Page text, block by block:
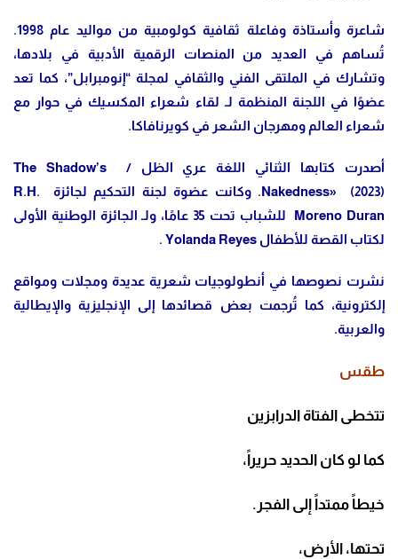
شاعرة وأستاذة وفاعلة ثقافية كولومبية من مواليد عام 1998.
تُساهم في العديد من المنصات الرقمية الأدبية في بلادها،
وتشارك في الملتقى الفني والثقافي لمجلة “إنومبرابل”، كما تعد
عضوًا في اللجنة المنظمة لـ لقاء شعراء المكسيك في حوار مع
شعراء العالم ومهرجان الشعر في كويرنافاكا.
أصدرت كتابها الثنائي اللغة عري الظل / The Shadow’s
Nakedness» (2023). وكانت عضوة لجنة التحكيم لجائزة R.H.
Moreno Duran للشباب تحت 35 عامًا، ولـ الجائزة الوطنية الأولى
لكتاب القصة للأطفال Yolanda Reyes .
نشرت نصوصها في أنطولوجيات شعرية عديدة ومجلات ومواقع
إلكترونية، كما تُرجمت بعض قصائدها إلى الإنجليزية والإيطالية
والعربية.
طقس
تتخطى الفتاة الدرابزين
كما لو كان الحديد حريراً،
خيطاً ممتداً إلى الفجر.
تحتها، الأرض،